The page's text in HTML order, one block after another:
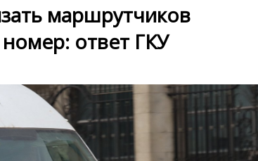
маршрутчиков
ответ ГКУ